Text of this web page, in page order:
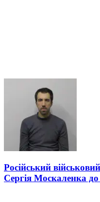
Російський
Сергія Москаленка до